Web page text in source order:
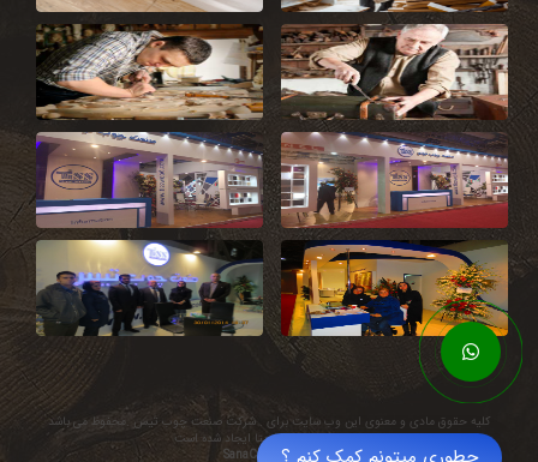
کلیه حقوق مادی و معنوی این وب سایت برای . شرکت صنعت چوب تیس .محفوظ می باشد
با افتخار توسطسنادیتا ایجاد شده است
SanaCMS ۲۰۲۱@۹